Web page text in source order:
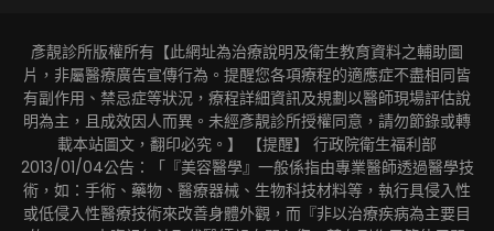
彥靚診所版權所有【此網址為治療說明及衛生教育資料之輔助圖
片，非屬醫療廣告宣傳行為。提醒您各項療程的適應症不盡相同皆
有副作用、禁忌症等狀況，療程詳細資訊及規劃以醫師現場評估說
明為主，且成效因人而異。未經彥靚診所授權同意，請勿節錄或轉
載本站圖文，翻印必究。】 【提醒】 行政院衛生福利部
2013/01/04公告：「『美容醫學』一般係指由專業醫師透過醫學技
術，如：手術、藥物、醫療器械、生物科技材料等，執行具侵入性
或低侵入性醫療技術來改善身體外觀，而『非以治療疾病為主要目